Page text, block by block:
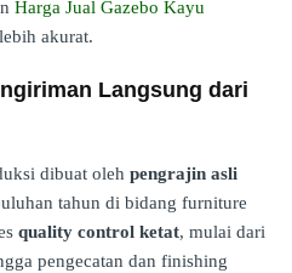
Harga Jual Gazebo Kayu
akurat.
Langsung dari
dibuat oleh pengrajin asli
tahun di bidang furniture
quality control ketat, mulai dari
pengecatan dan finishing